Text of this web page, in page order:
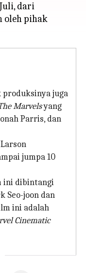
dari
oleh pihak
produksinya juga
Marvelsyang
Parris, dan
jumpa 10
ini dibintangi
Seo-joon dan
ini adalah
Cinematic